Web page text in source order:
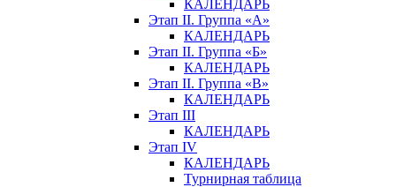
КАЛЕНДАРЬ
Этап II. Группа «А»
КАЛЕНДАРЬ
Этап II. Группа «Б»
КАЛЕНДАРЬ
Этап II. Группа «В»
КАЛЕНДАРЬ
Этап III
КАЛЕНДАРЬ
Этап IV
КАЛЕНДАРЬ
Турнирная таблица